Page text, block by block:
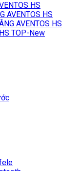
HS
AVENTOS HS
AVENTOS HS
TOP-New